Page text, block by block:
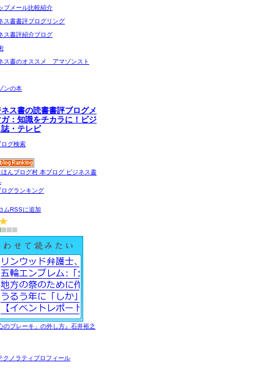
プメール比較紹介
ス書書評ブログリング
ス書評紹介ブログ
ス書のオススメ アマゾンスト
ンの本
ス書の読書書評ブログメ
：知識をチカラに！ビジ
・テレビ
ムRSSに追加
のブレーキ」の外し方』石井裕之
クノラティプロフィール